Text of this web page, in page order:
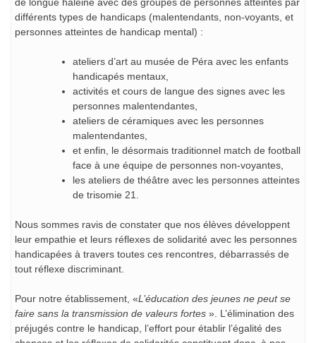
différents types de handicaps (malentendants, non-voyants, et
personnes atteintes de handicap mental) :
ateliers d’art au musée de Péra avec les enfants
handicapés mentaux,
activités et cours de langue des signes avec les
personnes malentendantes,
ateliers de céramiques avec les personnes
malentendantes,
et enfin, le désormais traditionnel match de football
face à une équipe de personnes non-voyantes,
les ateliers de théâtre avec les personnes atteintes
de trisomie 21.
Nous sommes ravis de constater que nos élèves développent
leur empathie et leurs réflexes de solidarité avec les personnes
handicapées à travers toutes ces rencontres, débarrassés de
tout réflexe discriminant.
Pour notre établissement, «L’éducation des jeunes ne peut se
faire sans la transmission de valeurs fortes ». L’élimination des
préjugés contre le handicap, l’effort pour établir l’égalité des